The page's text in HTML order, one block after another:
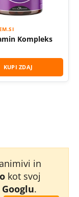
Kompleks
KUPI ZDAJ
in
kot svoj
.